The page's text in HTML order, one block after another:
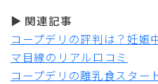
▶ 関連記事
コープデリの評判は？妊娠
マ目線のリアル口コミ
コープデリの離乳食スター